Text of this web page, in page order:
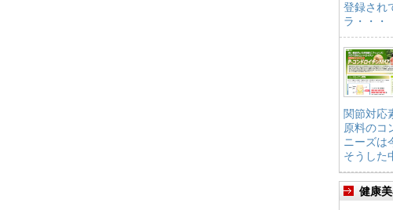
登録され
ラ・・・
関節対応
原料のコ
ニーズは
そうした
健康